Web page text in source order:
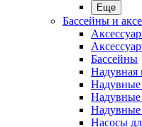
Еще
Бассейны и
Бассейны
Надувная
Надувные
Надувные
Насосы